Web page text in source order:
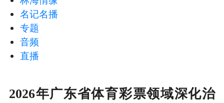
名记名播
专题
音频
直播
2026年广东省体育彩票领域深化治